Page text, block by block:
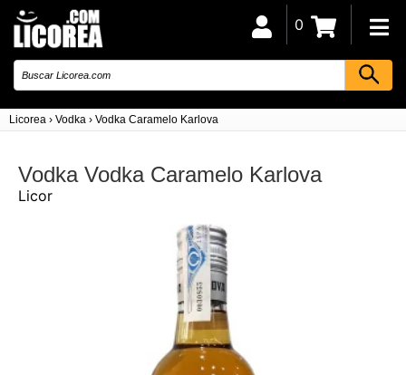
Licorea › Vodka › Vodka Caramelo Karlova
0
Vodka Vodka Caramelo Karlova
Licor